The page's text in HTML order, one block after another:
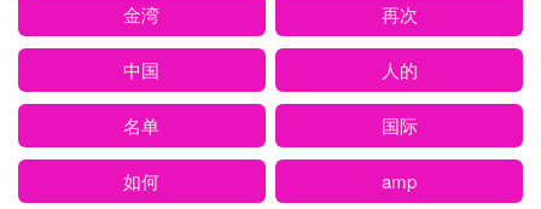
金湾 再次
中国 人的
名单 国际
如何 amp